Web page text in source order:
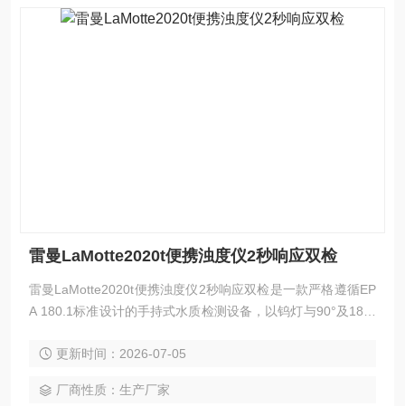
雷曼LaMotte2020t便携浊度仪2秒响应双检
雷曼LaMotte2020t便携浊度仪2秒响应双检是一款严格遵循EP
A 180.1标准设计的手持式水质检测设备，以钨灯与90°及180°
抵消色度干扰与光源波动。整机电气响应时间不足2秒，配合
的检测体验。
更新时间：2026-07-05
厂商性质：生产厂家